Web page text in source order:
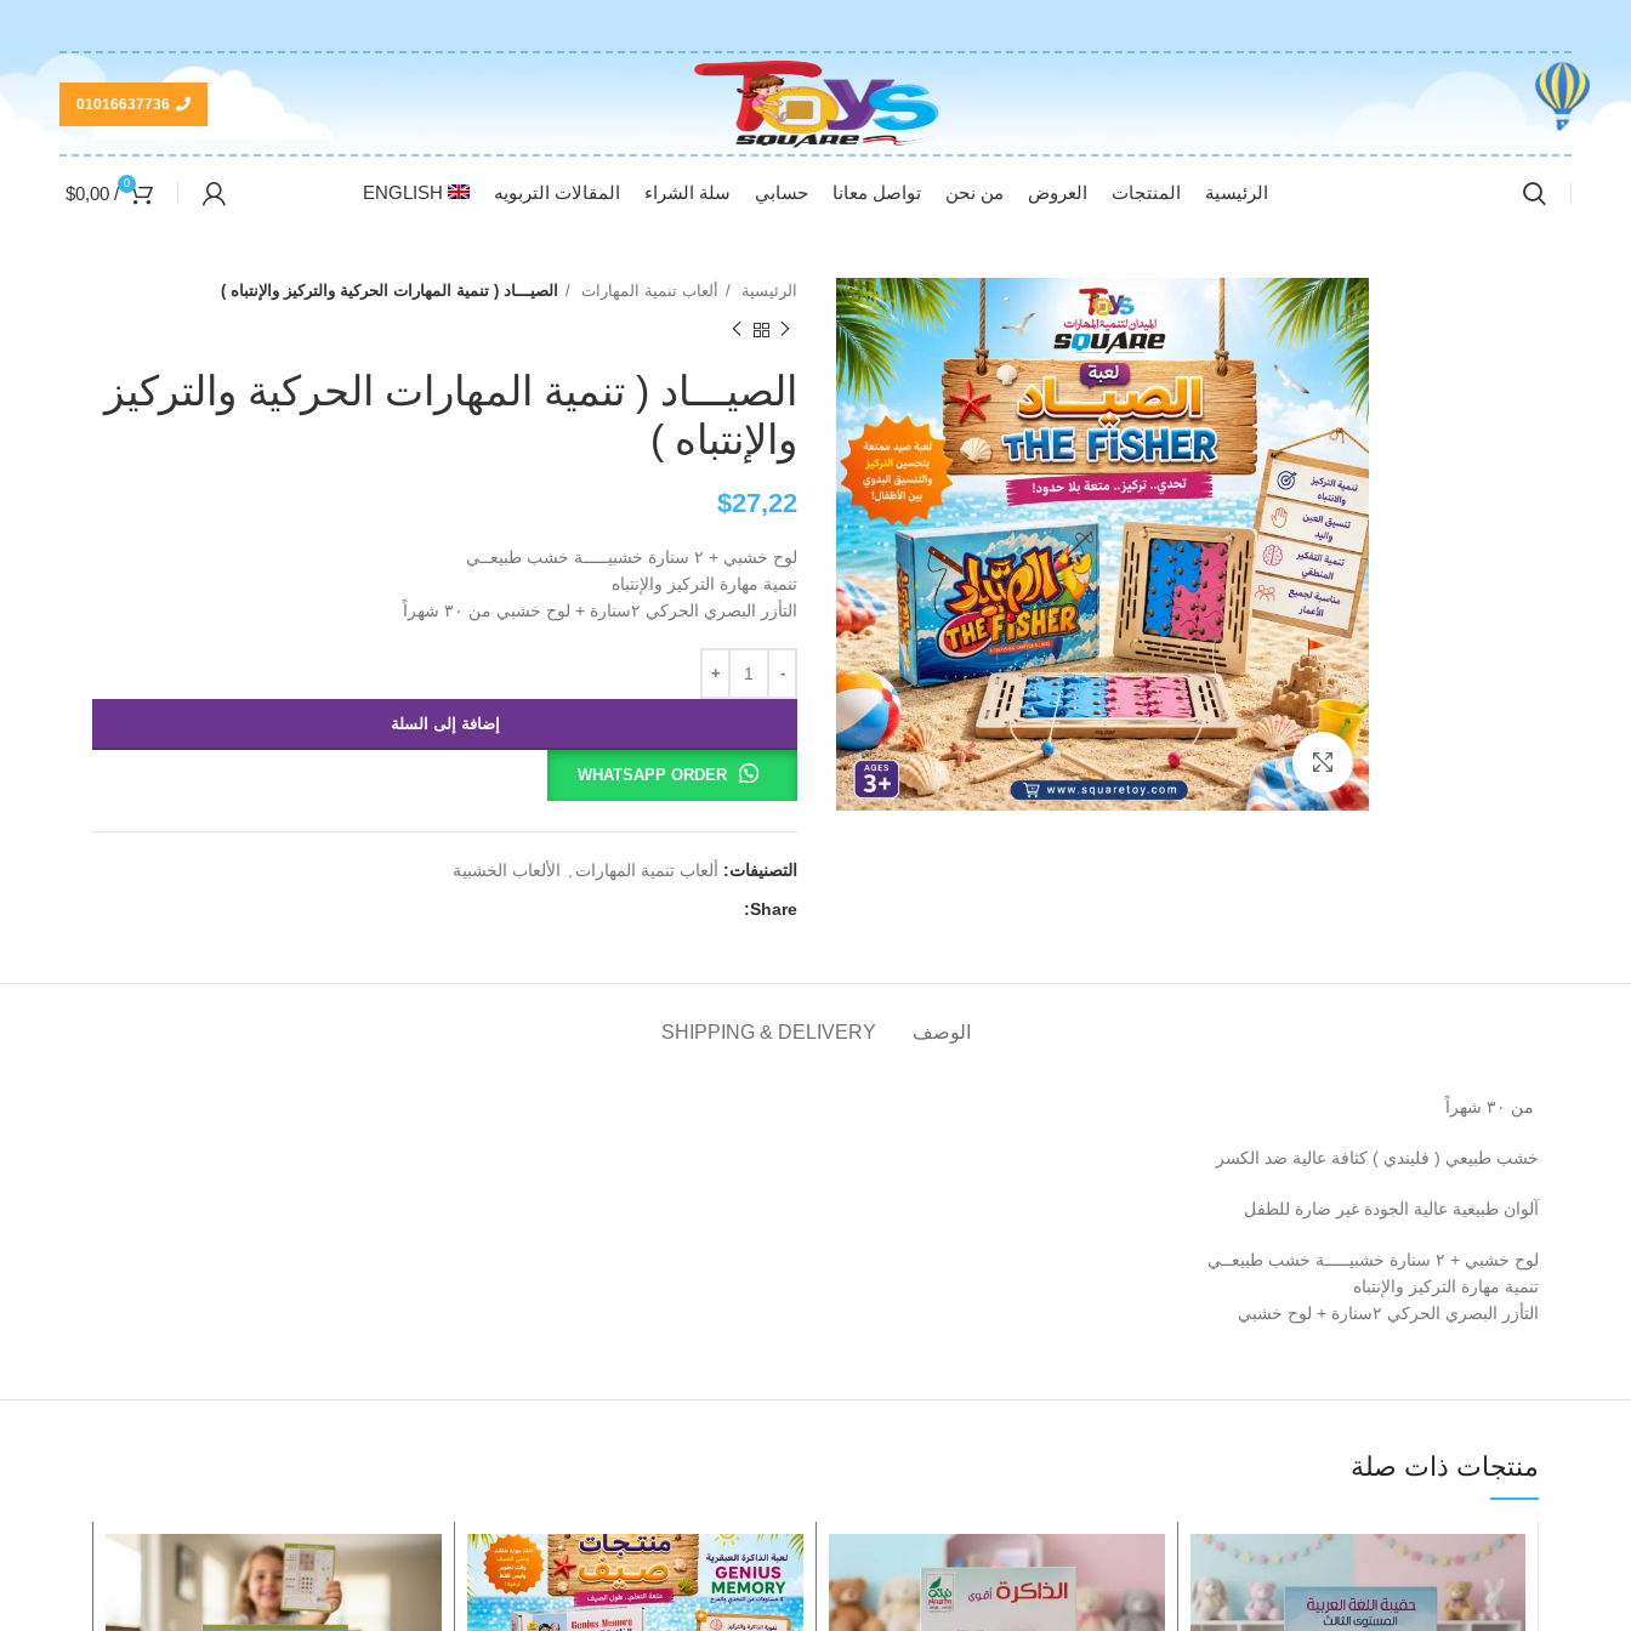
01016637736
الرئيسية المنتجات العروض من نحن تواصل معانا حسابي سلة الشراء المقالات التربويه ENGLISH
0
/
$0,00
Click to enlarge
الرئيسية ألعاب تنمية المهارات الصيـــاد ( تنمية المهارات الحركية والتركيز والإنتباه )
الصيـــاد ( تنمية المهارات الحركية والتركيز
والإنتباه )
$27,22
لوح خشبي + ٢ سنارة خشبيـــــة خشب طبيعــي
تنمية مهارة التركيز والإنتباه
التأزر البصري الحركي ٢سنارة + لوح خشبي من ٣٠ شهراً
إضافة إلى السلة
WHATSAPP ORDER
التصنيفات: ألعاب تنمية المهارات
الألعاب الخشبية
Share:
الوصف SHIPPING & DELIVERY
من ٣٠ شهراً
خشب طبيعي ( فليندي ) كثافة عالية ضد الكسر
آلوان طبيعية عالية الجودة غير ضارة للطفل
لوح خشبي + ٢ سنارة خشبيـــــة خشب طبيعــي
تنمية مهارة التركيز والإنتباه
التأزر البصري الحركي ٢سنارة + لوح خشبي
منتجات ذات صلة